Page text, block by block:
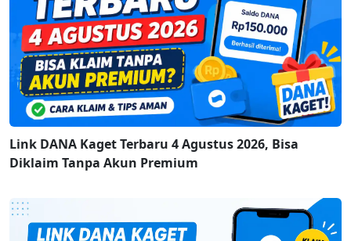
Link DANA Kaget Terbaru 4 Agustus 2026, Bisa
Diklaim Tanpa Akun Premium